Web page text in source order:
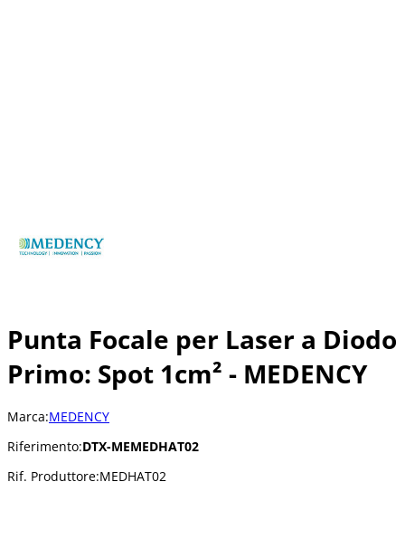
Punta Focale per Laser a Diodo
Primo: Spot 1cm² - MEDENCY
Marca:MEDENCY
Riferimento:DTX-MEMEDHAT02
Rif. Produttore:MEDHAT02